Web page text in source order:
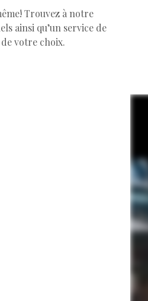
Trouvez à notre
ainsi qu’un service de
votre choix.